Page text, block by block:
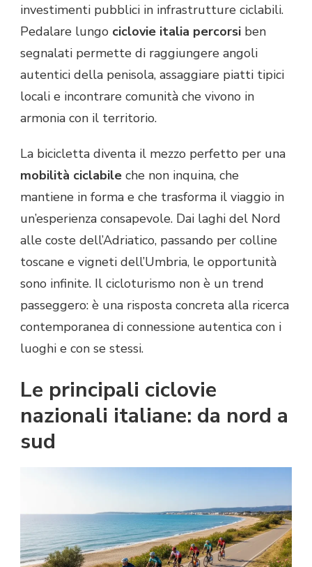
investimenti pubblici in infrastrutture ciclabili.
Pedalare lungo ciclovie italia percorsi ben
segnalati permette di raggiungere angoli
autentici della penisola, assaggiare piatti tipici
locali e incontrare comunità che vivono in
armonia con il territorio.
La bicicletta diventa il mezzo perfetto per una
mobilità ciclabile che non inquina, che
mantiene in forma e che trasforma il viaggio in
un’esperienza consapevole. Dai laghi del Nord
alle coste dell’Adriatico, passando per colline
toscane e vigneti dell’Umbria, le opportunità
sono infinite. Il cicloturismo non è un trend
passeggero: è una risposta concreta alla ricerca
contemporanea di connessione autentica con i
luoghi e con se stessi.
Le principali ciclovie
nazionali italiane: da nord a
sud